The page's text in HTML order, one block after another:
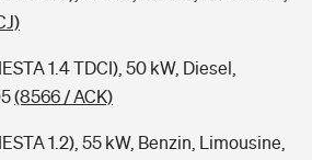
1.4 TDCI), 50 kW, Diesel,
(8566 / ACK)
1.2), 55 kW, Benzin, Limousine,